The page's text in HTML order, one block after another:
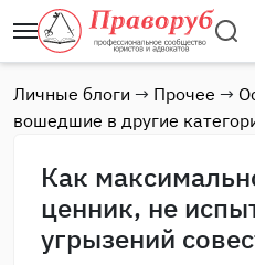
Личные блоги → Прочее →
вошедшие в другие
Как
ценник, не
угрызений